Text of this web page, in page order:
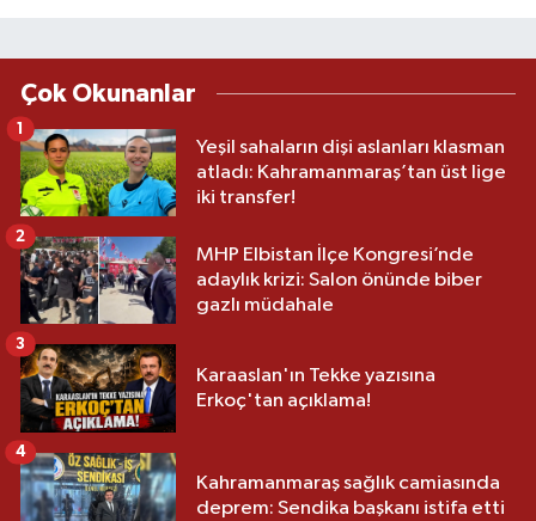
Çok Okunanlar
Yeşil sahaların dişi aslanları klasman
atladı: Kahramanmaraş’tan üst lige
iki transfer!
1
MHP Elbistan İlçe Kongresi’nde
adaylık krizi: Salon önünde biber
gazlı müdahale
2
Karaaslan'ın Tekke yazısına
Erkoç'tan açıklama!
3
Kahramanmaraş sağlık camiasında
deprem: Sendika başkanı istifa etti
4